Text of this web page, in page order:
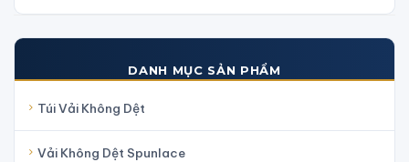
DANH MỤC SẢN PHẨM
Túi Vải Không Dệt
Vải Không Dệt Spunlace